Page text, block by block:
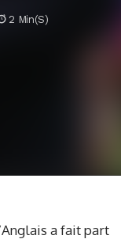
2 Min(s)
a fait part